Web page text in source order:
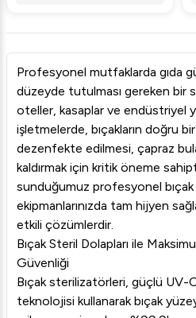
Profesyonel mutfaklarda gıda
düzeyde tutulması gereken bir
oteller, kasaplar ve endüstriyel
işletmelerde, bıçakların doğru
dezenfekte edilmesi, çapraz
kaldırmak için kritik öneme
sunduğumuz profesyonel
ekipmanlarınızda tam hijyen
etkili çözümlerdir.
Bıçak Steril Dolapları ile
Güvenliği
Bıçak sterilizatörleri, güçlü UV-
teknolojisi kullanarak bıçak